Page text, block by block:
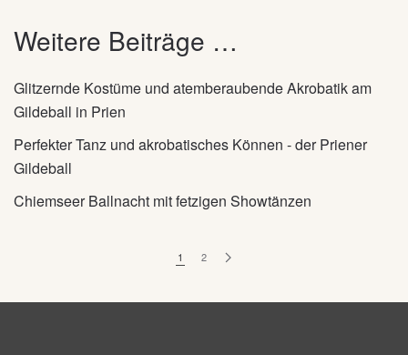
Weitere Beiträge …
Glitzernde Kostüme und atemberaubende Akrobatik am
Gildeball in Prien
Perfekter Tanz und akrobatisches Können - der Priener
Gildeball
Chiemseer Ballnacht mit fetzigen Showtänzen
1 2